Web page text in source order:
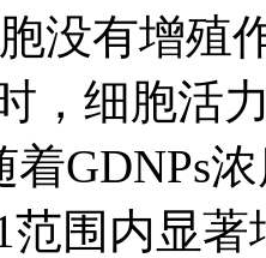
没有增殖
，细胞活
着GDNPs
范围内显